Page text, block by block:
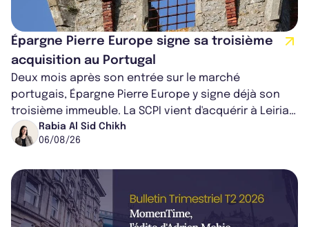
Épargne Pierre Europe signe sa troisième
acquisition au Portugal
Deux mois après son entrée sur le marché
portugais, Épargne Pierre Europe y signe déjà son
troisième immeuble. La SCPI vient d'acquérir à Leiria,
dans le centre du pays, un établis...
Rabia Al Sid Chikh
06/08/26